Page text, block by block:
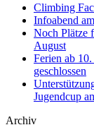
Climbing
Infoabend
Noch Plätze
August
Ferien ab
geschlossen
Jugendcup
Archiv